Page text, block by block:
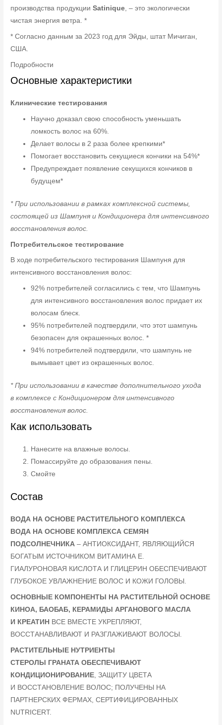
производства продукцииSatinique , – это экологически
чистая энергия ветра. *
* Согласно данным за 2023 год для Эйды, штат Мичиган,
США.
Подробности
Основные характеристики
Клинические тестирования
Научно доказал свою способность уменьшать
ломкость волос на 60%.
Делает волосы в 2 раза более крепкими*
Помогает восстановить секущиеся кончики на 54%*
Предупреждает появление секущихся кончиков в
будущем*
* При использовании в рамках комплексной системы,
состоящей из Шампуня и Кондиционера для интенсивного
восстановления волос.
Потребительское тестирование
В ходе потребительского тестирования Шампуня для
интенсивного восстановления волос:
92% потребителей согласились с тем, что Шампунь
для интенсивного восстановления волос придает их
волосам блеск.
95% потребителей подтвердили, что этот шампунь
безопасен для окрашенных волос. *
94% потребителей подтвердили, что шампунь не
вымывает цвет из окрашенных волос.
* При использовании в качестве дополнительного ухода
в комплексе с Кондиционером для интенсивного
восстановления волос.
Как использовать
Нанесите на влажные волосы.
Помассируйте до образования пены.
Смойте
Состав
ВОДА НА ОСНОВЕ РАСТИТЕЛЬНОГО КОМПЛЕКСА
ВОДА НА ОСНОВЕ КОМПЛЕКСА СЕМЯН
ПОДСОЛНЕЧНИКА – АНТИОКСИДАНТ, ЯВЛЯЮЩИЙСЯ
БОГАТЫМ ИСТОЧНИКОМ ВИТАМИНА Е.
ГИАЛУРОНОВАЯ КИСЛОТА И ГЛИЦЕРИН ОБЕСПЕЧИВАЮТ
ГЛУБОКОЕ УВЛАЖНЕНИЕ ВОЛОС И КОЖИ ГОЛОВЫ.
ОСНОВНЫЕ КОМПОНЕНТЫ НА РАСТИТЕЛЬНОЙ ОСНОВЕ
КИНОА, БАОБАБ, КЕРАМИДЫ АРГАНОВОГО МАСЛА
И КРЕАТИН ВСЕ ВМЕСТЕ УКРЕПЛЯЮТ,
ВОССТАНАВЛИВАЮТ И РАЗГЛАЖИВАЮТ ВОЛОСЫ.
РАСТИТЕЛЬНЫЕ НУТРИЕНТЫ
СТЕРОЛЫ ГРАНАТА ОБЕСПЕЧИВАЮТ
КОНДИЦИОНИРОВАНИЕ , ЗАЩИТУ ЦВЕТА
И ВОССТАНОВЛЕНИЕ ВОЛОС; ПОЛУЧЕНЫ НА
ПАРТНЕРСКИХ ФЕРМАХ, СЕРТИФИЦИРОВАННЫХ
NUTRICERT.